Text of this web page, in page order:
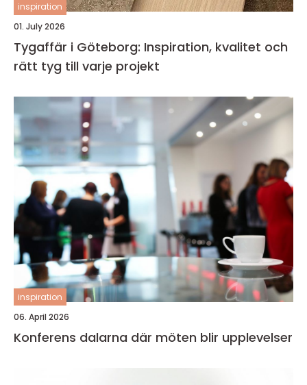
inspiration
01. July 2026
Tygaffär i Göteborg: Inspiration, kvalitet och
rätt tyg till varje projekt
inspiration
06. April 2026
Konferens dalarna där möten blir upplevelser